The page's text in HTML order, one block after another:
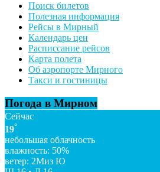
Поиск билетов
Полезная информация
Рейсы в Мирный
Календарь цен
Расписсание рейсов
Карта полета
Об аэропорте Мирного
Такси и гостиницы
Погода в Мирном
Сейчас
19°
небольшая облачность
влажность: 50%
ветер: 2Миз Ю